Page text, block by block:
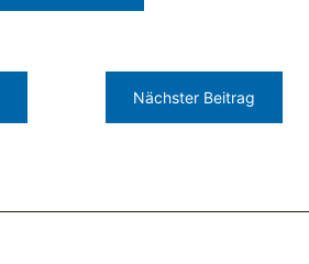
Nächster Beitrag